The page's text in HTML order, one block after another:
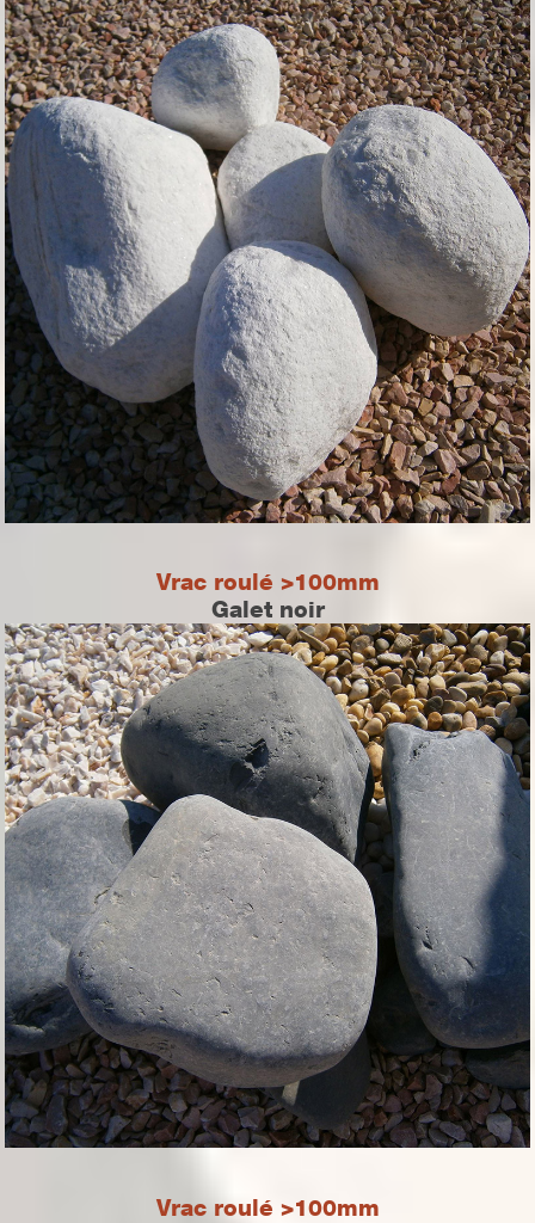
Vrac roulé >100mm
Galet noir
Vrac roulé >100mm